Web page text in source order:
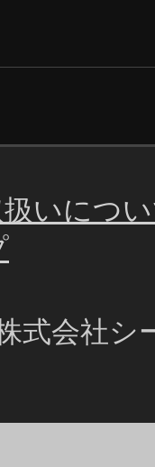
いにつ
式会社